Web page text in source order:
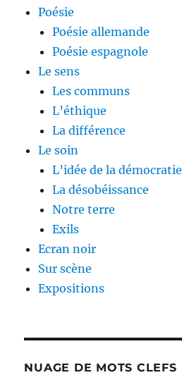
Poésie
Poésie allemande
Poésie espagnole
Le sens
Les communs
L’éthique
La différence
Le soin
L’idée de la démocratie
La désobéissance
Notre terre
Exils
Ecran noir
Sur scène
Expositions
NUAGE DE MOTS CLEFS